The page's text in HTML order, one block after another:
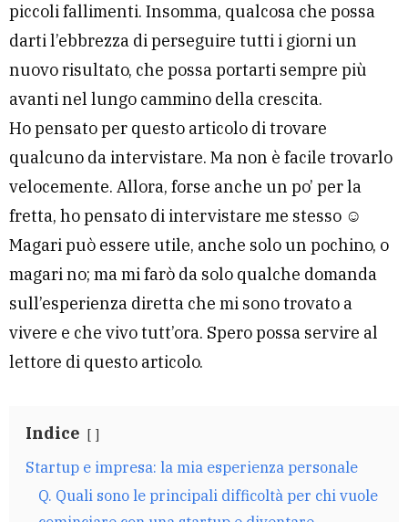
piccoli fallimenti. Insomma, qualcosa che possa
darti l’ebbrezza di perseguire tutti i giorni un
nuovo risultato, che possa portarti sempre più
avanti nel lungo cammino della crescita.
Ho pensato per questo articolo di trovare
qualcuno da intervistare. Ma non è facile trovarlo
velocemente. Allora, forse anche un po’ per la
fretta, ho pensato di intervistare me stesso ☺
Magari può essere utile, anche solo un pochino, o
magari no; ma mi farò da solo qualche domanda
sull’esperienza diretta che mi sono trovato a
vivere e che vivo tutt’ora. Spero possa servire al
lettore di questo articolo.
Indice
Startup e impresa: la mia esperienza personale
Q. Quali sono le principali difficoltà per chi vuole